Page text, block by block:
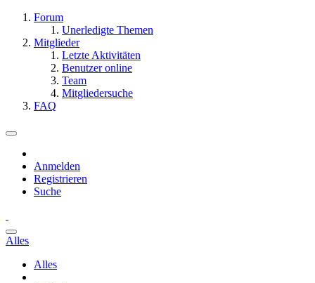
Forum
Unerledigte Themen
Mitglieder
Letzte Aktivitäten
Benutzer online
Team
Mitgliedersuche
FAQ
Anmelden
Registrieren
Suche
Alles
Alles